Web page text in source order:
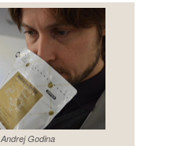
Andrej Godina